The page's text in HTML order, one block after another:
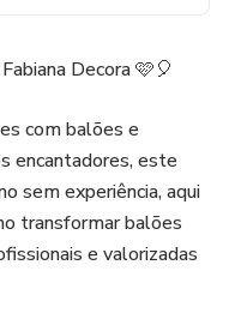
Decora 🩷🎈
com balões e
encantadores, este
sem experiência, aqui
transformar balões
e valorizadas